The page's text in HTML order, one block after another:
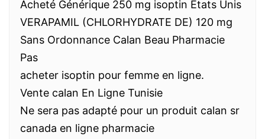
Acheté Générique 250 mg isoptin États Unis
VERAPAMIL (CHLORHYDRATE DE) 120 mg
Sans Ordonnance Calan Beau Pharmacie
Pas
acheter isoptin pour femme en ligne.
Vente calan En Ligne Tunisie
Ne sera pas adapté pour un produit calan sr
canada en ligne pharmacie